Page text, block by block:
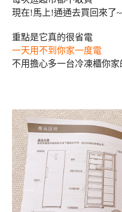
現在!馬上!通通去買回來了
重點是它真的很省電
一天用不到你家一度電
不用擔心多一台冷凍櫃你家